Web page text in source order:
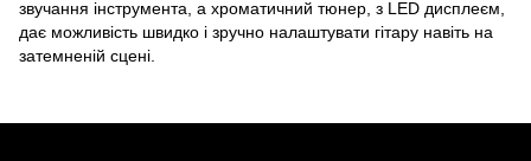
звучання інструмента, а хроматичний тюнер, з LED дисплеєм,
дає можливість швидко і зручно налаштувати гітару навіть на
затемненій сцені.